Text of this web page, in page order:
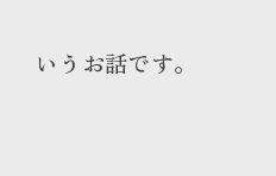
いうお話です。